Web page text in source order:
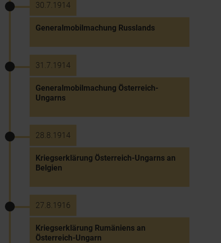
30.7.1914
Generalmobilmachung Russlands
31.7.1914
Generalmobilmachung Österreich-
Ungarns
28.8.1914
Kriegserklärung Österreich-Ungarns an
Belgien
27.8.1916
Kriegserklärung Rumäniens an
Österreich-Ungarn